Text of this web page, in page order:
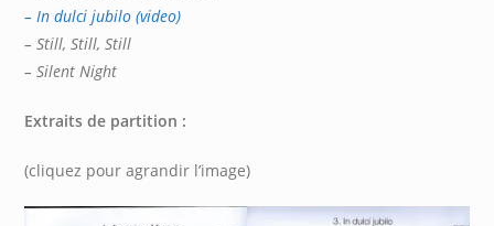
– In dulci jubilo (video)
– Still, Still, Still
– Silent Night
Extraits de partition :
(cliquez pour agrandir l’image)